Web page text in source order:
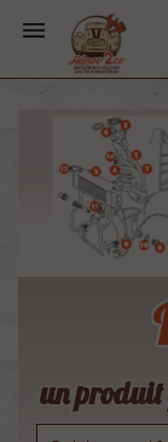

un produit